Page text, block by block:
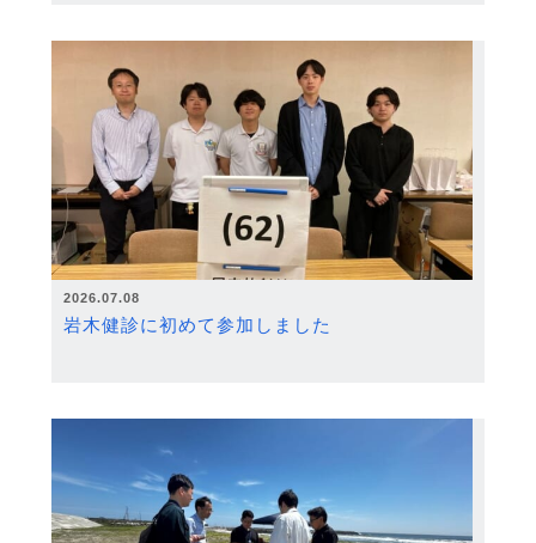
2026.07.08
岩木健診に初めて参加しました